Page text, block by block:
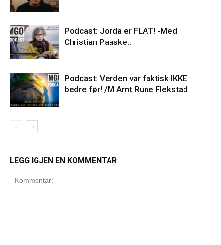
Podcast: Jorda er FLAT! -Med
Christian Paaske..
Podcast: Verden var faktisk IKKE
bedre før! /M Arnt Rune Flekstad
LEGG IGJEN EN KOMMENTAR